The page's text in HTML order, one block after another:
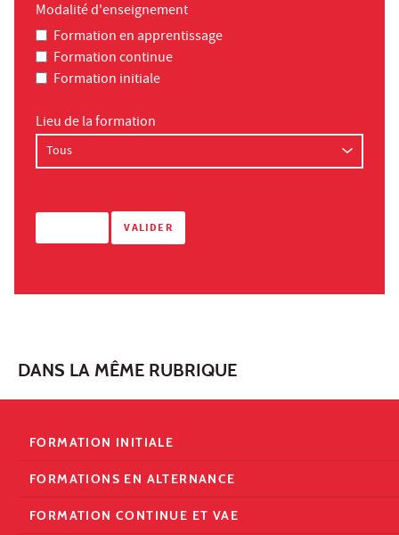
Modalité d'enseignement
Formation en apprentissage
Formation continue
Formation initiale
Lieu de la formation
DANS LA MÊME RUBRIQUE
FORMATION INITIALE
FORMATIONS EN ALTERNANCE
FORMATION CONTINUE ET VAE